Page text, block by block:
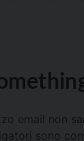
email non
sono